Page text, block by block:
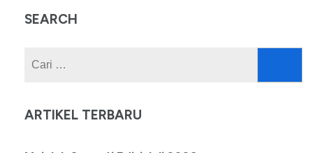
SEARCH
ARTIKEL TERBARU